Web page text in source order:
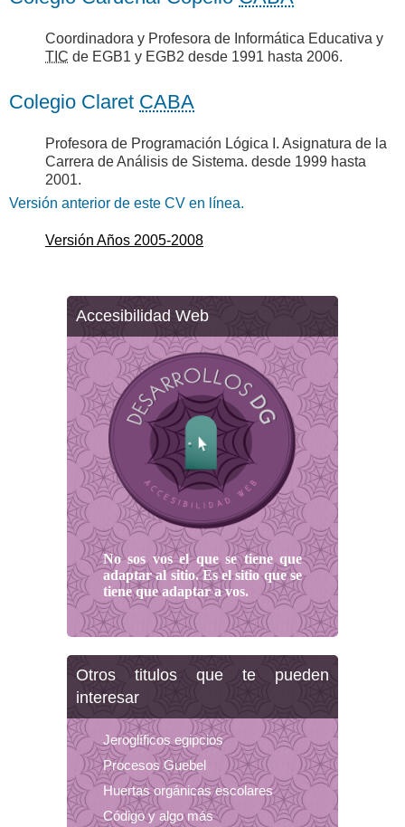
Coordinadora y Profesora de Informática Educativa y
TIC de EGB1 y EGB2 desde 1991 hasta 2006.
Colegio Claret CABA
Profesora de Programación Lógica I. Asignatura de la
Carrera de Análisis de Sistema. desde 1999 hasta
2001.
Versión anterior de este CV en línea.
Versión Años 2005-2008
Accesibilidad Web
No sos vos el que se tiene que
adaptar al sitio. Es el sitio que se
tiene que adaptar a vos.
Otros titulos que te pueden
interesar
Jeroglíficos egipcios
Procesos Guebel
Huertas orgánicas escolares
Código y algo más